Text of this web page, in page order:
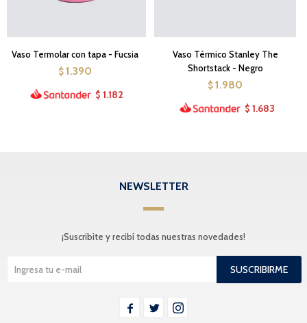
Vaso Termolar con tapa - Fucsia
$ 1.390
$ 1.182
Vaso Térmico Stanley The
Shortstack - Negro
$ 1.980
$ 1.683
NEWSLETTER
¡Suscribite y recibí todas nuestras novedades!
SUSCRIBIRME
  